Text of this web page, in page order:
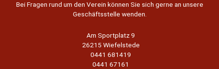
Bei Fragen rund um den Verein können Sie sich gerne an unsere
Geschäftsstelle wenden.
Am Sportplatz 9
26215 Wiefelstede
0441 681419
0441 67161